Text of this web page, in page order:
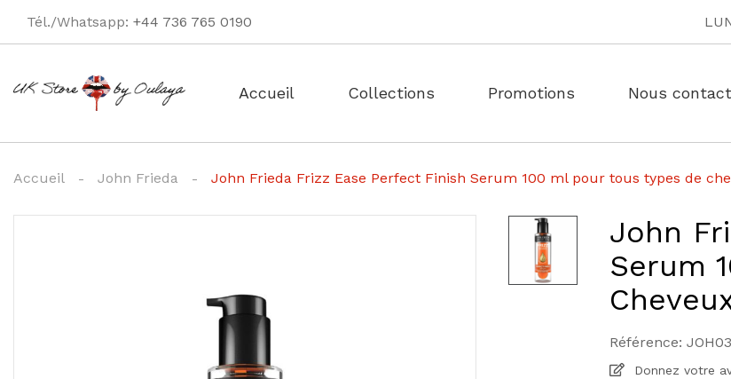
Tél./Whatsapp: +44 736 765 0190
Accueil Collections Promotions Nous
Accueil John Frieda John Frieda Frizz Ease Perfect Finish Serum 100 ml pour tous types de
John
Serum
Référence:
Donnez votre